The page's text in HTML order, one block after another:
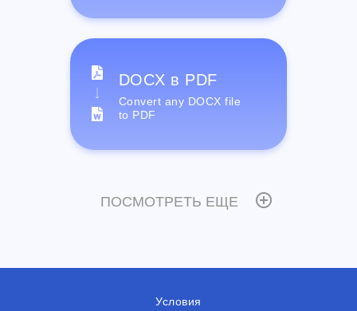
DOCX в PDF
Convert any DOCX file
to PDF
ПОСМОТРЕТЬ ЕЩЕ
Условия